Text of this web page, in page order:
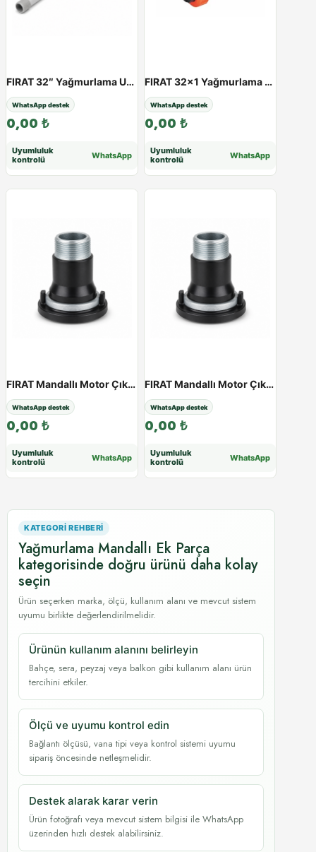
FIRAT 32″ Yağmurlama Uzatma Borusu | 25 - 100 cm - 75cm
WhatsApp destek
0,00 ₺
Uyumluluk
kontrolü
WhatsApp
FIRAT 32×1 Yağmurlama Fıskiye Küresel Vanası
WhatsApp destek
0,00 ₺
Uyumluluk
kontrolü
WhatsApp
FIRAT Mandallı Motor Çıkışı (Dişi) | 50 - 110 mm - 110
WhatsApp destek
0,00 ₺
Uyumluluk
kontrolü
WhatsApp
FIRAT Mandallı Motor Çıkışı (Dişi) | 50 - 110 mm - 50
WhatsApp destek
0,00 ₺
Uyumluluk
kontrolü
WhatsApp
KATEGORI REHBERI
Yağmurlama Mandallı Ek Parça
kategorisinde doğru ürünü daha kolay
seçin
Ürün seçerken marka, ölçü, kullanım alanı ve mevcut sistem
uyumu birlikte değerlendirilmelidir.
Ürünün kullanım alanını belirleyin
Bahçe, sera, peyzaj veya balkon gibi kullanım alanı ürün
tercihini etkiler.
Ölçü ve uyumu kontrol edin
Bağlantı ölçüsü, vana tipi veya kontrol sistemi uyumu
sipariş öncesinde netleşmelidir.
Destek alarak karar verin
Ürün fotoğrafı veya mevcut sistem bilgisi ile WhatsApp
üzerinden hızlı destek alabilirsiniz.